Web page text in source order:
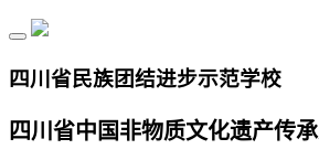
四川省民族团结进步示范学校
四川省中国非物质文化遗产传